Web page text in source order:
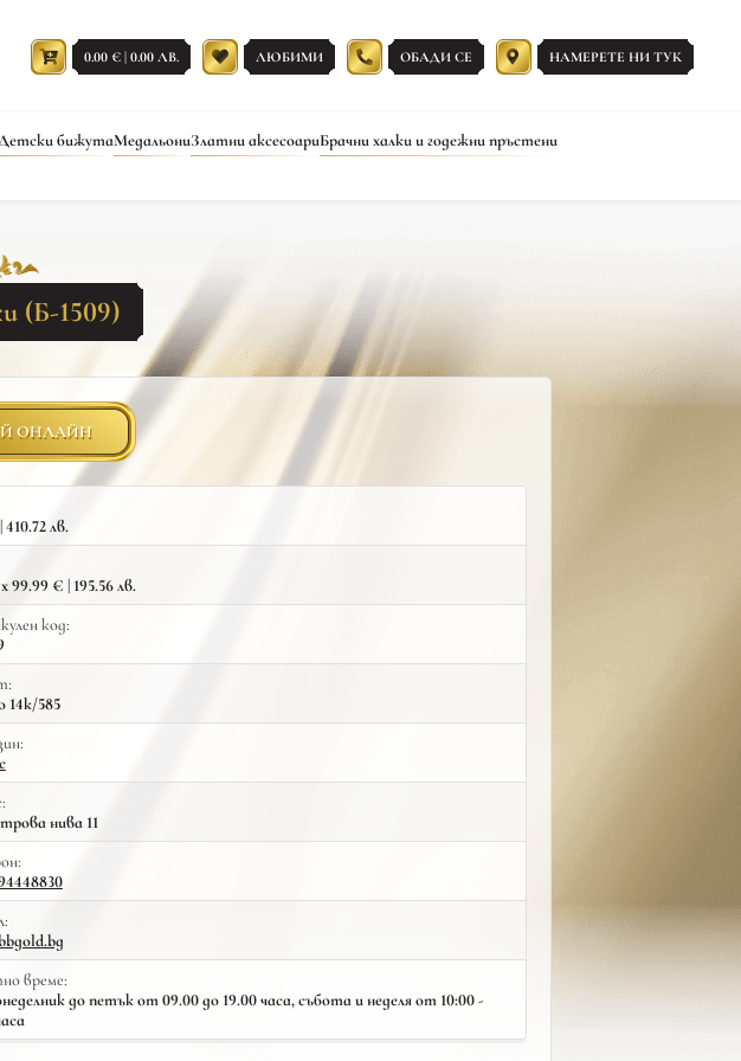
0.00 € | 0.00 ЛВ. ЛЮБИМИ ОБАДИ СЕ НАМЕРЕТЕ НИ ТУК
бижутаМедальониЗлатни аксесоариБрачни халки и годежни пръстени
(Б-1509)
ОНЛАЙН
410.72 лв.
x 99.99 € | 195.56 лв.
код:
14к/585
нива 11
време:
до петък от 09.00 до 19.00 часа, събота и неделя от 10:00 -